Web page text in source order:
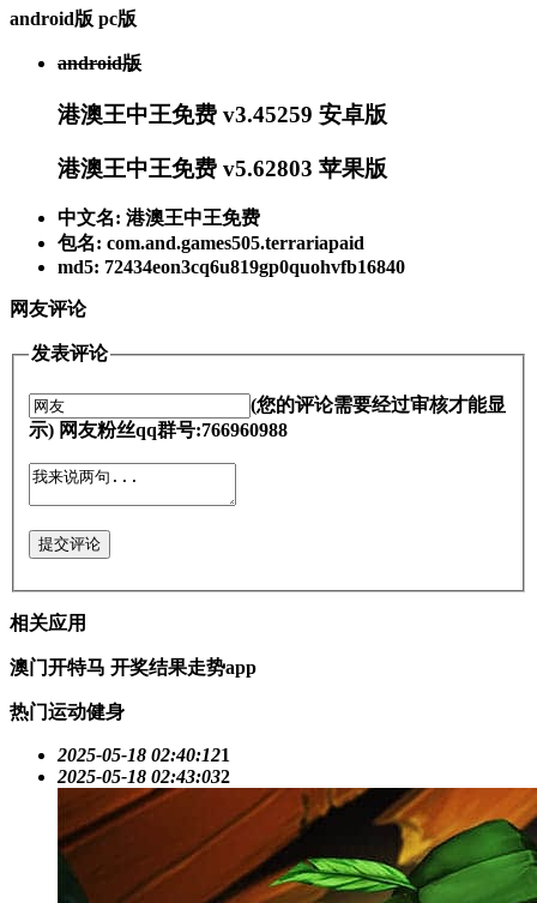
android版 pc版
android版
港澳王中王免费 v3.45259 安卓版
港澳王中王免费 v5.62803 苹果版
中文名: 港澳王中王免费
包名: com.and.games505.terrariapaid
md5: 72434eon3cq6u819gp0quohvfb16840
网友评论
发表评论
(您的评论需要经过审核才能显
示) 网友粉丝qq群号:766960988
提交评论
相关应用
澳门开特马 开奖结果走势app
热门运动健身
2025-05-18 02:40:121
2025-05-18 02:43:032